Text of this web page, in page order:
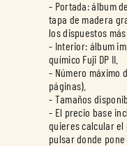
- Portada: álbum
tapa de madera
los dispuestos más
- Interior: álbum
químico Fuji DP II.
- Número máximo
páginas).
- Tamaños
- El precio base
quieres calcular el
pulsar donde